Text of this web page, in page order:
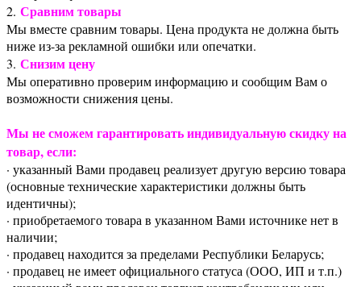
2. Сравним товары
Мы вместе сравним товары. Цена продукта не должна быть
ниже из-за рекламной ошибки или опечатки.
3. Снизим цену
Мы оперативно проверим информацию и сообщим Вам о
возможности снижения цены.
Мы не сможем гарантировать индивидуальную скидку на
товар, если:
· указанный Вами продавец реализует другую версию товара
(основные технические характеристики должны быть
идентичны);
· приобретаемого товара в указанном Вами источнике нет в
наличии;
· продавец находится за пределами Республики Беларусь;
· продавец не имеет официального статуса (ООО, ИП и т.п.)